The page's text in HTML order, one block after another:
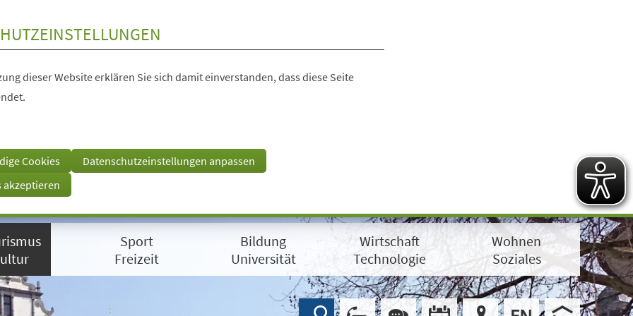
dieser Website erklären Sie sich damit einverstanden, dass diese Seite
Cookies
Datenschutzeinstellungen anpassen
akzeptieren
Sport
Freizeit
Bildung
Universität
Wirtschaft
Technologie
Wohnen
Soziales